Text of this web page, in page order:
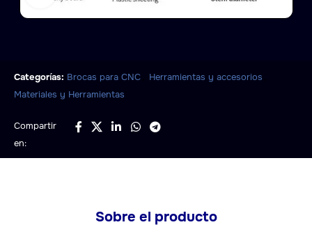
Categorías: Brocas para CNC Herramientas y accesorios
Materiales y Herramientas
Compartir
en:
Sobre el producto